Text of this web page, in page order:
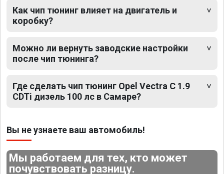
Как чип тюнинг влияет на двигатель и
коробку?
Можно ли вернуть заводские настройки
после чип тюнинга?
Где сделать чип тюнинг Opel Vectra C 1.9
CDTi дизель 100 лс в Самаре?
Вы не узнаете ваш автомобиль!
Мы работаем для тех, кто может
почувствовать разницу.